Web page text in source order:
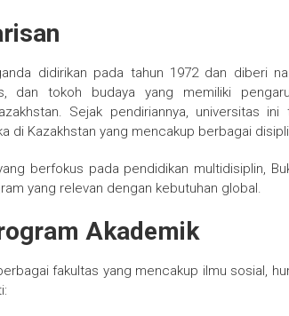
didirikan pada tahun 1972 dan diberi
dan tokoh budaya yang memiliki
Sejak pendiriannya, universitas
di Kazakhstan yang mencakup berbagai
berfokus pada pendidikan multidisiplin,
yang relevan dengan kebutuhan global.
Akademik
fakultas yang mencakup ilmu sosial,